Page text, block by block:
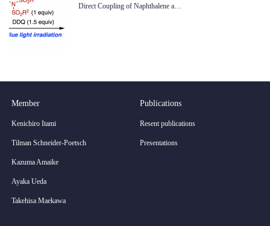
Direct Coupling of Naphthalene a…
Member
Kenichiro Itami
Tilman Schneider-Poetsch
Kazuma Amaike
Ayaka Ueda
Takehisa Maekawa
Publications
Resent publications
Presentations